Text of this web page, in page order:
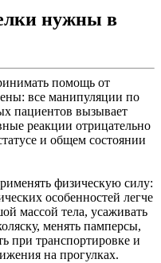
нужны в
помощь от
все манипуляции по
пациентов вызывает
реакции отрицательно
и общем состоянии
физическую силу:
особенностей легче
массой тела, усаживать
менять памперсы,
при транспортировке и
на прогулках.